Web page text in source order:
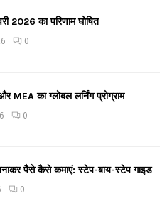
2026 का परिणाम घोषित
0
का ग्लोबल लर्निंग प्रोग्राम
0
पैसे कैसे कमाएं: स्टेप-बाय-स्टेप गाइड
0